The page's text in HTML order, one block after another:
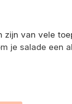
van vele
je salade een